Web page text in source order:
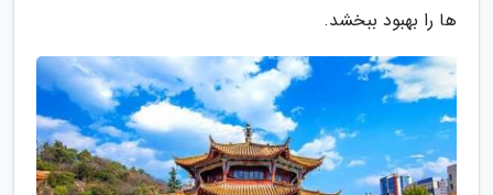
ها را بهبود ببخشد.